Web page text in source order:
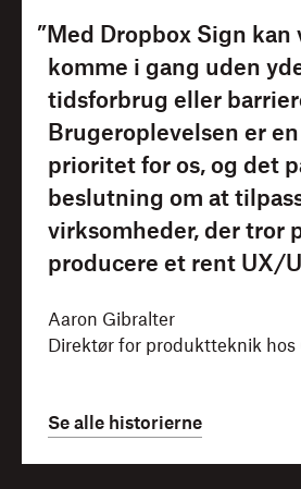
”Med Dropbox Sign kan
komme i gang uden
tidsforbrug eller
Brugeroplevelsen er
prioritet for os, og det
beslutning om at
virksomheder, der tror
producere et rent UX/
Aaron Gibralter
Direktør for produktteknik hos
Se alle historierne